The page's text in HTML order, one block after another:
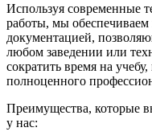
Используя современные
работы, мы
документацией,
любом заведении или
сократить время на
полноценного
Преимущества, которые
у нас: